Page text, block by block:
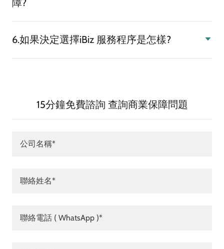
6.如果決定選擇iBiz 服務程序是怎樣?
15分鐘免費諮詢 查詢商業保障問題
公司名稱*
聯絡姓名*
聯絡電話 ( WhatsApp )*